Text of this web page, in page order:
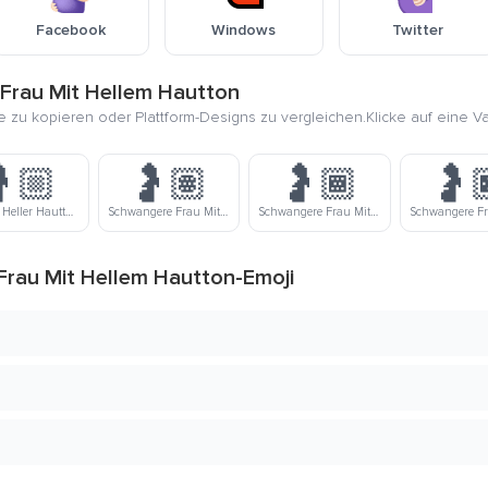
Facebook Windows Twitter
Mit Hellem Hautton
kopieren oder Plattform-Designs zu vergleichen.Klicke auf eine
Mittlerer Heller Hautton Schwangere Frau
🤰🏽
Schwangere Frau Mit Mittlerem Hautton
🤰🏾
Schwangere Frau Mit Mitteldunklem Hautton
Mit Hellem Hautton-Emoji